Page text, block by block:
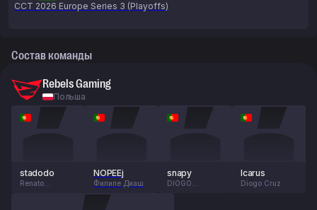
CCT 2026 Europe Series 3 (Playoffs)
Состав команды
Rebels Gaming
Польша
stadodo
Renato
NOPEEj
Филипе Диаш
snapy
DIOGO
Icarus
Diogo Cruz